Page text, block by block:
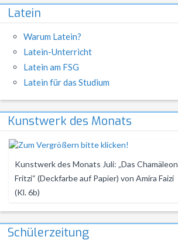
Nützliche Adressen
Verschiedenes
Physik
Jugend trainiert für Olympia
Befreiung vom Sportunterricht
Sportbrief
Wirtschaft
Latein
Warum Latein?
Latein-Unterricht
Latein am FSG
Latein für das Studium
Kunstwerk des Monats
Kunstwerk des Monats Juli: „Das Chamäleon
Fritzi“ (Deckfarbe auf Papier) von Amira Faizi
(Kl. 6b)
Schülerzeitung